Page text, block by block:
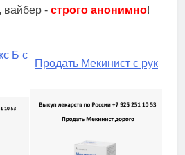
вайбер - строго анонимно!
Б с
Продать Мекинист с рук